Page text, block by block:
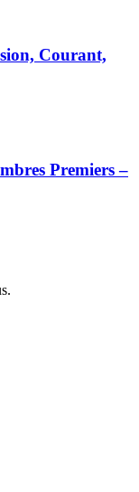
Courant,
Premiers –